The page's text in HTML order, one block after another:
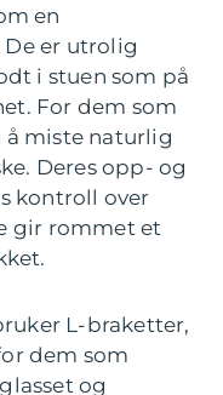
en
er utrolig
i stuen som på
For dem som
å miste naturlig
Deres opp- og
kontroll over
gir rommet et
L-braketter,
dem som
og